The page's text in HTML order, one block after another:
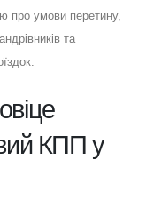
про умови перетину,
та
КПП у